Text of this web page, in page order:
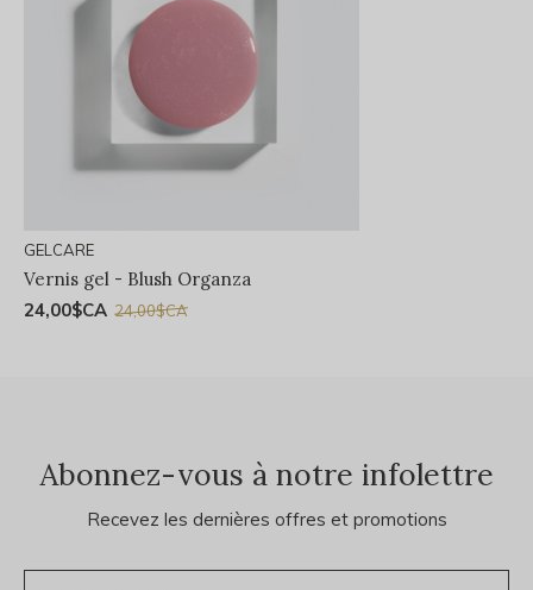
GELCARE
Vernis gel - Blush Organza
24,00$CA 24,00$CA
Abonnez-vous à notre infolettre
Recevez les dernières offres et promotions